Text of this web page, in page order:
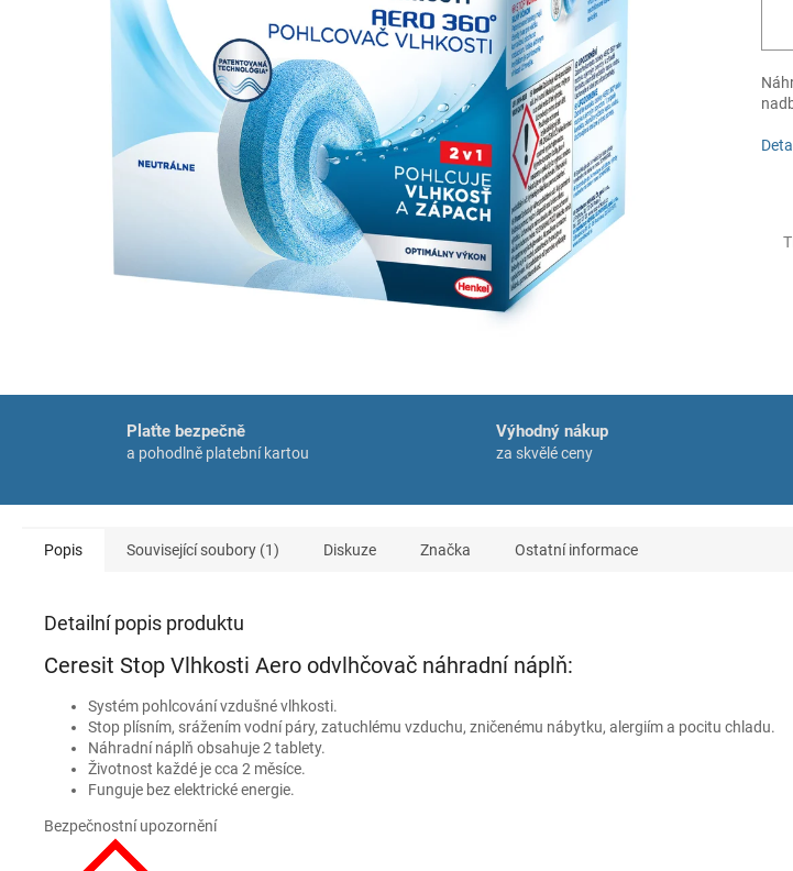
Plaťte bezpečně
a pohodlně platební kartou
Výhodný nákup
za skvělé ceny
Popis Související soubory (1) Diskuze Značka Ostatní informace
Detailní popis produktu
Ceresit Stop Vlhkosti Aero odvlhčovač náhradní náplň:
Systém pohlcování vzdušné vlhkosti.
Stop plísním, srážením vodní páry, zatuchlému vzduchu, zničenému nábytku, alergiím a pocitu chladu.
Náhradní náplň obsahuje 2 tablety.
Životnost každé je cca 2 měsíce.
Funguje bez elektrické energie.
Bezpečnostní upozornění